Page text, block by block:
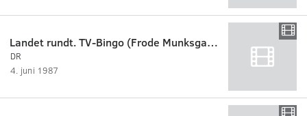
Landet rundt. TV-Bingo (Frode Munksgaard)
DR
4. juni 1987